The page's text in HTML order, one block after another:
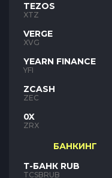
TEZOS
XTZ
VERGE
XVG
YEARN FINANCE
YFI
ZCASH
ZEC
0X
ZRX
БАНКИНГ
Т-БАНК RUB
TCSBRUB